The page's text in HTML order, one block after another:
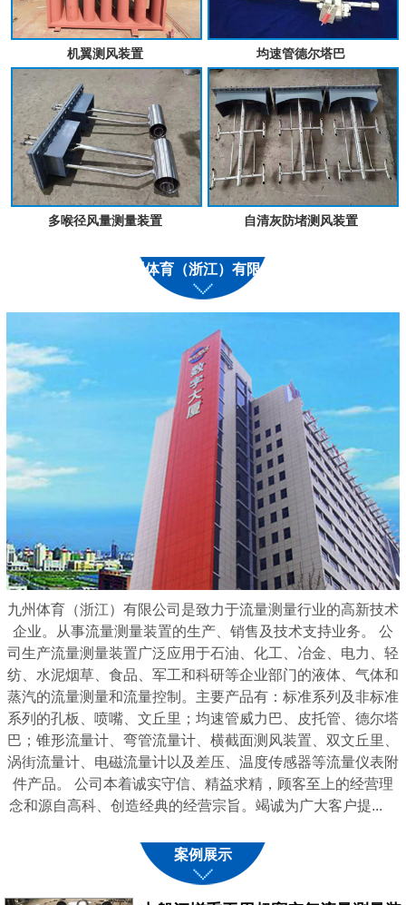
机翼测风装置 均速管德尔塔巴
多喉径风量测量装置 自清灰防堵测风装置
九州体育（浙江）有限公司
九州体育（浙江）有限公司是致力于流量测量行业的高新技术
企业。从事流量测量装置的生产、销售及技术支持业务。 公
司生产流量测量装置广泛应用于石油、化工、冶金、电力、轻
纺、水泥烟草、食品、军工和科研等企业部门的液体、气体和
蒸汽的流量测量和流量控制。主要产品有：标准系列及非标准
系列的孔板、喷嘴、文丘里；均速管威力巴、皮托管、德尔塔
巴；锥形流量计、弯管流量计、横截面测风装置、双文丘里、
涡街流量计、电磁流量计以及差压、温度传感器等流量仪表附
件产品。 公司本着诚实守信、精益求精，顾客至上的经营理
念和源自高科、创造经典的经营宗旨。竭诚为广大客户提...
案例展示